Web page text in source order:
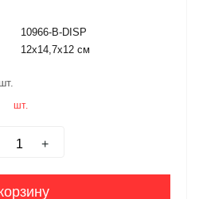
10966-B-DISP
12x14,7x12 см
шт.
+